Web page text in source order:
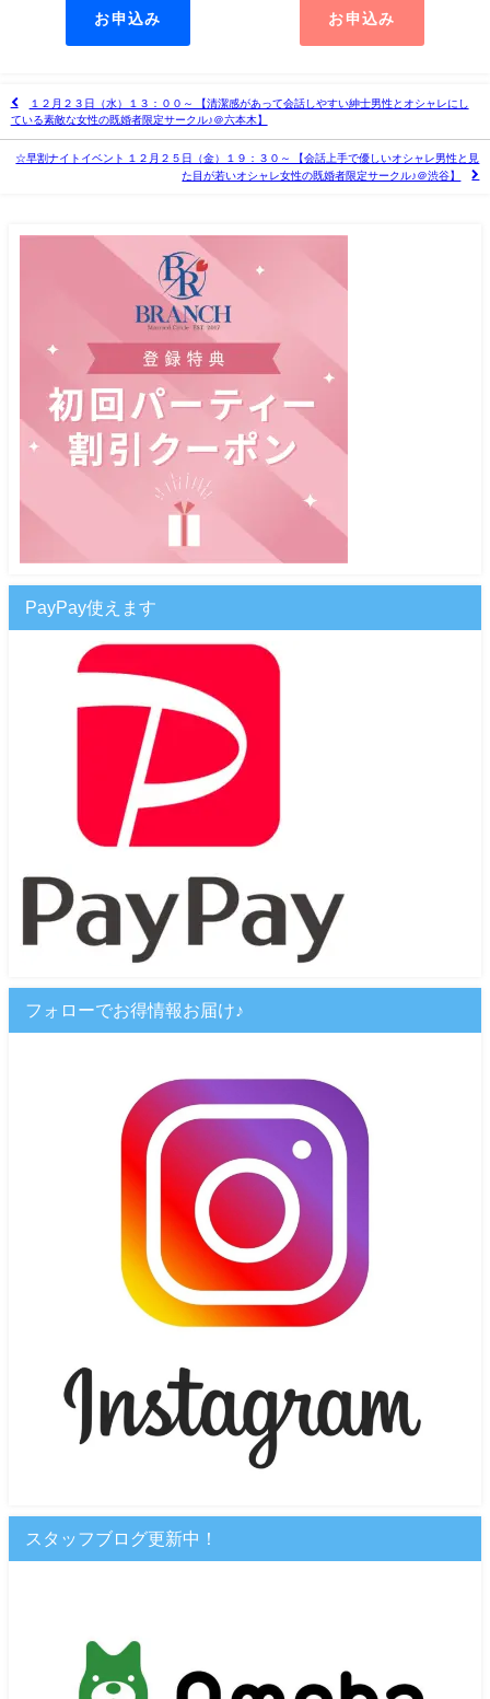
お申込み
お申込み
１２月２３日（水）１３：００～ 【清潔感があって会話しやすい紳士男性とオシャレにし
ている素敵な女性の既婚者限定サークル♪＠六本木】
☆早割ナイトイベント １２月２５日（金）１９：３０～ 【会話上手で優しいオシャレ男性と見
た目が若いオシャレ女性の既婚者限定サークル♪＠渋谷】
PayPay使えます
フォローでお得情報お届け♪
スタッフブログ更新中！